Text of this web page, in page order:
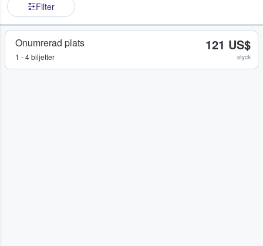
Filter
Onumrerad plats
1 - 4 biljetter
121 US$
styck